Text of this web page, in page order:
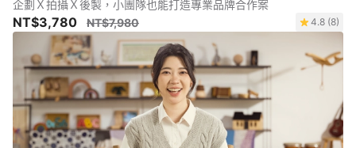
企劃Ｘ拍攝Ｘ後製，小團隊也能打造專業品牌合作案
NT$3,780 NT$7,980 4.8 (8)